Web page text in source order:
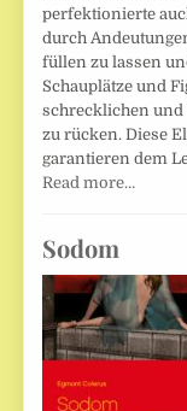
perfektionierte
durch
füllen zu lassen
Schauplätze und
schrecklichen
zu rücken. Diese
garantieren dem
Read more…
Sodom